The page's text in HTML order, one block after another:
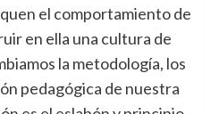
el comportamiento de
en ella una cultura de
la metodología, los
pedagógica de nuestra